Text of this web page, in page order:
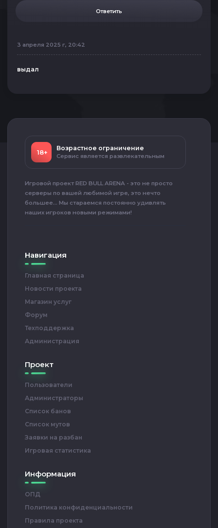
Ответить
3 апреля 2025 г, 20:42
выдал
18+
Возрастное ограничение
Сервис является развлекательным
Игровой проект RED BULL ARENA - это не просто
серверы по вашей любимой игре, это нечто
большее... Мы стараемся постоянно удивлять
наших игроков новыми режимами!
Навигация
Главная страница
Новости проекта
Магазин услуг
Форум
Техподдержка
Администрация
Проект
Пользователи
Администраторы
Список банов
Список мутов
Заявки на разбан
Игровая статистика
Информация
ОПД
Политика конфиденциальности
Правила проекта